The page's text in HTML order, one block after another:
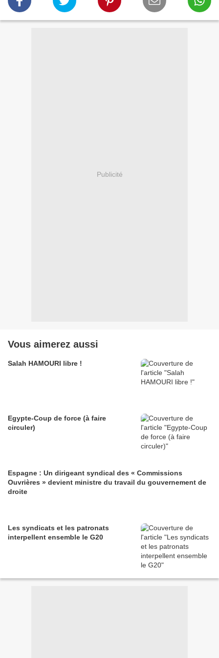
Publicité
Vous aimerez aussi
Salah HAMOURI libre !
Egypte-Coup de force (à faire
circuler)
Espagne : Un dirigeant syndical des « Commissions
Ouvrières » devient ministre du travail du gouvernement de
droite
Les syndicats et les patronats
interpellent ensemble le G20